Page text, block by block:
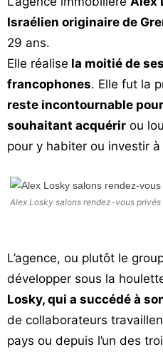
Vos
chroniques
Les
bonnes
adresses
Israélien originaire de
29 ans.
Elle réalise la moitié de
francophones. Elle fut la
reste incontournable
souhaitant acquérir ou
pour y habiter ou investir
Alex Losky salons rendez-vous privés
L’agence, ou plutôt le
développer sous la
Losky, qui a succédé à
de collaborateurs
pays ou depuis l’un des